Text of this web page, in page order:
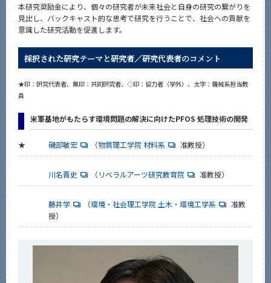
本研究奨励金により、個々の研究者が未来社会と自身の研究の繋がりを
見出し、バックキャスト的な思考で研究を行うことで、社会への貢献を
意識した研究活動を促進します。
採択された研究テーマと研究者／研究代表者のコメント
★印：研究代表者、無印：共同研究者、◇印：協力者（学外）、太字：機械系担当教
員
米軍基地がもたらす環境問題の解決に向けたPFOS 処理技術の開発
★ 磯部敏宏 （物質理工学院 材料系 准教授）
川名晋史 （ リベラルアーツ研究教育院 准教授）
藤井学 （環境・社会理工学院 土木・環境工学系
准教
授）